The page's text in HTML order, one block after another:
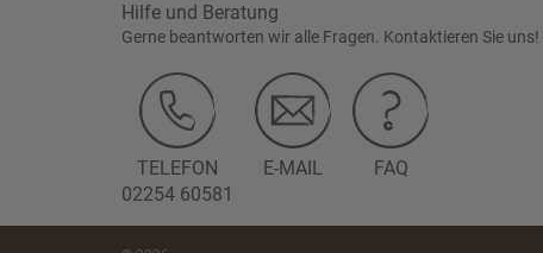
Hilfe und Beratung
Gerne beantworten wir alle Fragen. Kontaktieren Sie uns!
TELEFON
02254 60581
E-MAIL FAQ